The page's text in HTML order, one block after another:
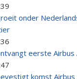
onder
eerste Airbus
komst Airbus